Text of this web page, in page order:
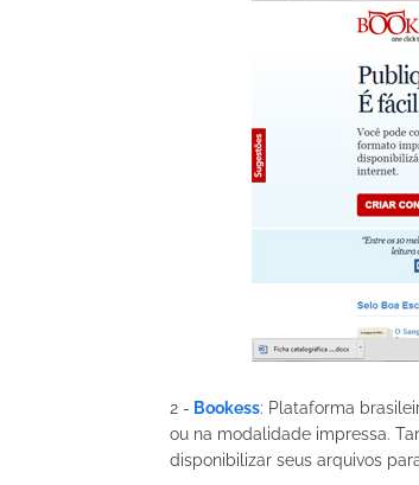
2 - Bookess: Plataforma
ou na modalidade impressa.
disponibilizar seus arquivos